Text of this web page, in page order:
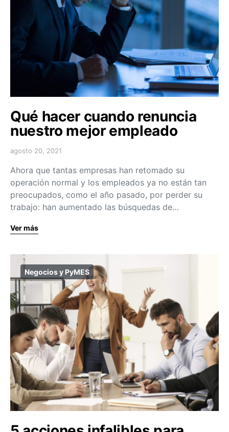
Qué hacer cuando renuncia
nuestro mejor empleado
agosto 20, 2021
Ahora que tantas empresas han retomado su
operación normal y los empleados ya no están tan
preocupados, como el año pasado, por perder su
trabajo: han aumentado las búsquedas de…
Ver más
Negocios y PyMES